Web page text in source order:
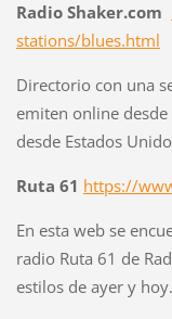
Radio Shaker.com
stations/blues.html
Directorio con una
emiten online
desde Estados
Ruta 61 https://
En esta web se
radio Ruta 61 de
estilos de ayer y hoy.